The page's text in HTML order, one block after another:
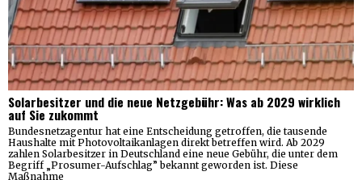
Solarbesitzer und die neue Netzgebühr: Was ab 2029 wirklich
auf Sie zukommt
Bundesnetzagentur hat eine Entscheidung getroffen, die tausende
Haushalte mit Photovoltaikanlagen direkt betreffen wird. Ab 2029
zahlen Solarbesitzer in Deutschland eine neue Gebühr, die unter dem
Begriff „Prosumer-Aufschlag” bekannt geworden ist. Diese
Maßnahme